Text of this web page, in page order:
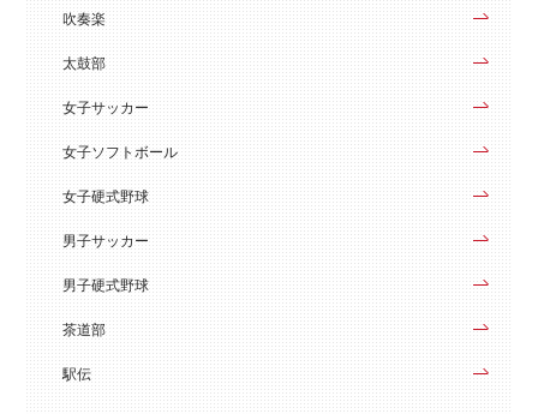
吹奏楽
太鼓部
女子サッカー
女子ソフトボール
女子硬式野球
男子サッカー
男子硬式野球
茶道部
駅伝